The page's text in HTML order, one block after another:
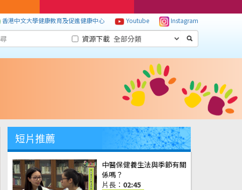
香港中文大學健康教育及促進健康中心 Youtube Instagram
資源下載
短片推薦
中醫保健養生法與季節有關
係嗎？
片長： 02:45